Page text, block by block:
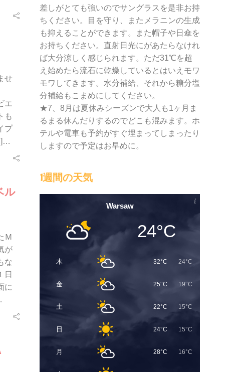
せ
エ
も
プ
ル
Ｍ
が
な
日
に
差しがとても強いのでサングラスを是非お持
ちください。目を守り、またメラニンの生成
も抑えることができます。また帽子や日傘を
お持ちください。直射日光にがあたらなけれ
ば大分涼しく感じられます。ただ31℃を超
え始めたら流石に乾燥しているとはいえモワ
モワしてきます。水分補給、それから糖分塩
分補給もこまめにしてください。
★7、8月は夏休みシーズンで大人も1ヶ月ま
るまる休んだりするのでどこも混みます。ホ
テルや電車も予約がすぐ埋まってしまったり
しますので予定はお早めに。
1週間の天気
Warsaw
24°C
木 32°C 24°C
金 25°C 19°C
土 22°C 15°C
日 24°C 15°C
月 28°C 16°C